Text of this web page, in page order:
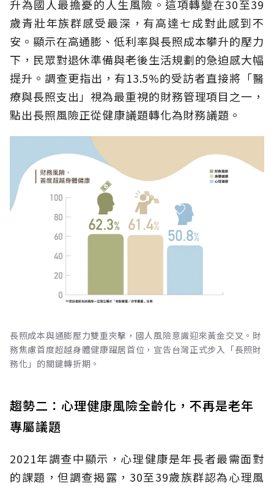
升為國人最擔憂的人生風險。這項轉變在30至39
歲青壯年族群感受最深，有高達七成對此感到不
安。顯示在高通膨、低利率與長照成本攀升的壓力
下，民眾對退休準備與老後生活規劃的急迫感大幅
提升。調查更指出，有13.5%的受訪者直接將「醫
療與長照支出」視為最重視的財務管理項目之一，
點出長照風險正從健康議題轉化為財務議題。
長照成本與通膨壓力雙重夾擊，國人風險意識迎來黃金交叉。財
務焦慮首度超越身體健康躍居首位，宣告台灣正式步入「長照財
務化」的關鍵轉折期。
趨勢二：心理健康風險全齡化，不再是老年
專屬議題
2021年調查中顯示，心理健康是年長者最需面對
的課題，但調查揭露，30至39歲族群認為心理風